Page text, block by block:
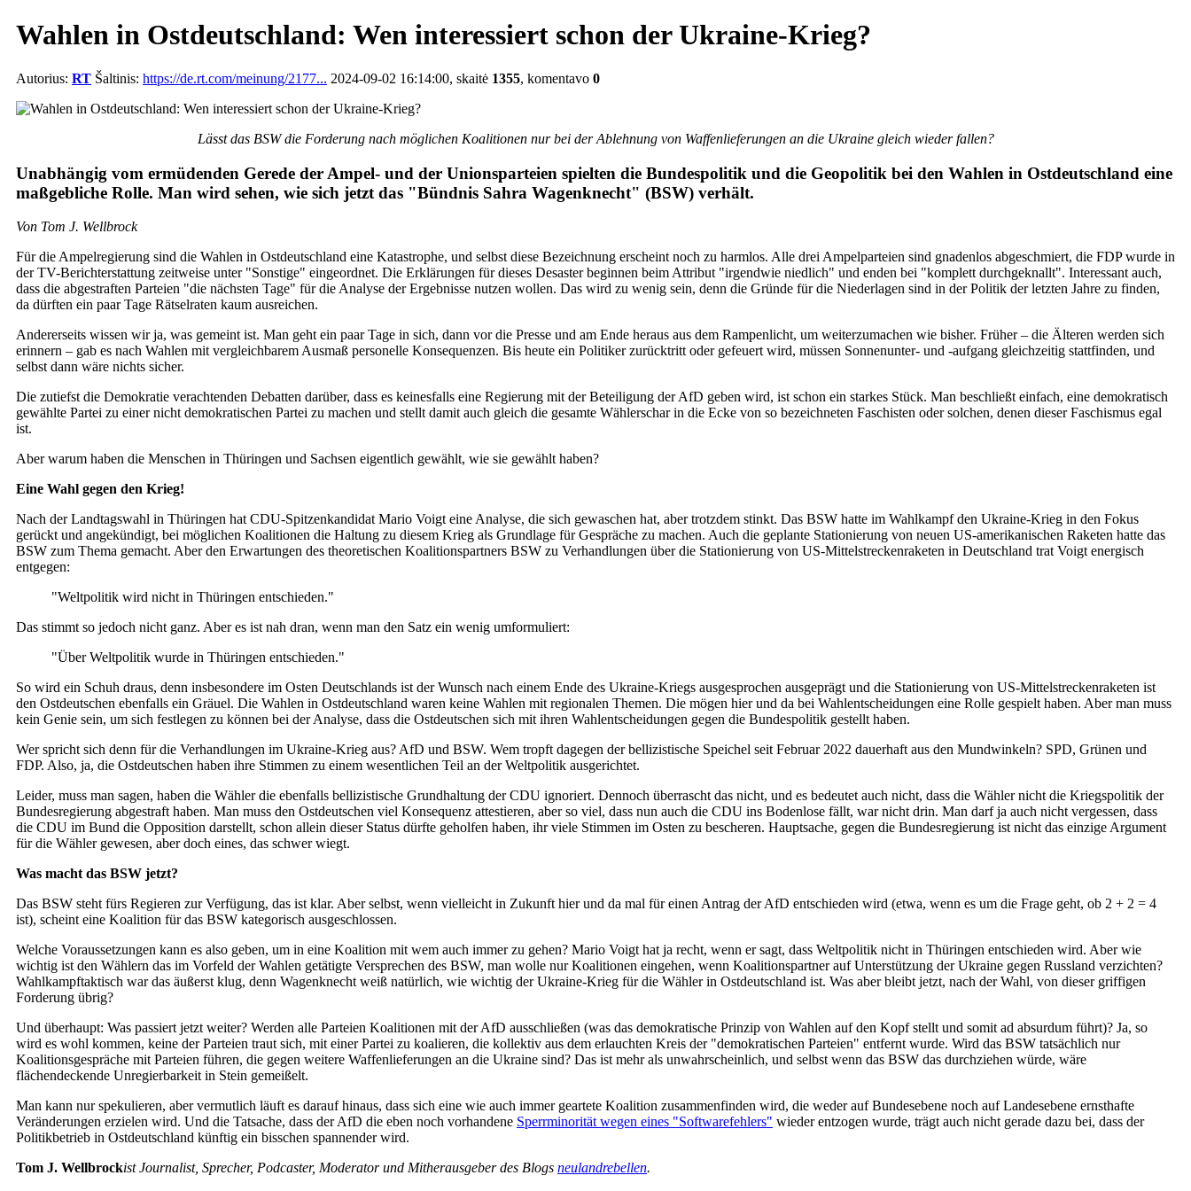
Wahlen in Ostdeutschland: Wen interessiert schon der Ukraine-Krieg?
Autorius: RT Šaltinis: https://de.rt.com/meinung/2177... 2024-09-02 16:14:00, skaitė 1355, komentavo 0
Lässt das BSW die Forderung nach möglichen Koalitionen nur bei der Ablehnung von Waffenlieferungen an die Ukraine gleich wieder fallen?
Unabhängig vom ermüdenden Gerede der Ampel- und der Unionsparteien spielten die Bundespolitik und die Geopolitik bei den Wahlen in Ostdeutschland eine
maßgebliche Rolle. Man wird sehen, wie sich jetzt das "Bündnis Sahra Wagenknecht" (BSW) verhält.
Von Tom J. Wellbrock
Für die Ampelregierung sind die Wahlen in Ostdeutschland eine Katastrophe, und selbst diese Bezeichnung erscheint noch zu harmlos. Alle drei Ampelparteien sind gnadenlos abgeschmiert, die FDP wurde in
der TV-Berichterstattung zeitweise unter "Sonstige" eingeordnet. Die Erklärungen für dieses Desaster beginnen beim Attribut "irgendwie niedlich" und enden bei "komplett durchgeknallt". Interessant auch,
dass die abgestraften Parteien "die nächsten Tage" für die Analyse der Ergebnisse nutzen wollen. Das wird zu wenig sein, denn die Gründe für die Niederlagen sind in der Politik der letzten Jahre zu finden,
da dürften ein paar Tage Rätselraten kaum ausreichen.
Andererseits wissen wir ja, was gemeint ist. Man geht ein paar Tage in sich, dann vor die Presse und am Ende heraus aus dem Rampenlicht, um weiterzumachen wie bisher. Früher – die Älteren werden sich
erinnern – gab es nach Wahlen mit vergleichbarem Ausmaß personelle Konsequenzen. Bis heute ein Politiker zurücktritt oder gefeuert wird, müssen Sonnenunter- und -aufgang gleichzeitig stattfinden, und
selbst dann wäre nichts sicher.
Die zutiefst die Demokratie verachtenden Debatten darüber, dass es keinesfalls eine Regierung mit der Beteiligung der AfD geben wird, ist schon ein starkes Stück. Man beschließt einfach, eine demokratisch
gewählte Partei zu einer nicht demokratischen Partei zu machen und stellt damit auch gleich die gesamte Wählerschar in die Ecke von so bezeichneten Faschisten oder solchen, denen dieser Faschismus egal
ist.
Aber warum haben die Menschen in Thüringen und Sachsen eigentlich gewählt, wie sie gewählt haben?
Eine Wahl gegen den Krieg!
Nach der Landtagswahl in Thüringen hat CDU-Spitzenkandidat Mario Voigt eine Analyse, die sich gewaschen hat, aber trotzdem stinkt. Das BSW hatte im Wahlkampf den Ukraine-Krieg in den Fokus
gerückt und angekündigt, bei möglichen Koalitionen die Haltung zu diesem Krieg als Grundlage für Gespräche zu machen. Auch die geplante Stationierung von neuen US-amerikanischen Raketen hatte das
BSW zum Thema gemacht. Aber den Erwartungen des theoretischen Koalitionspartners BSW zu Verhandlungen über die Stationierung von US-Mittelstreckenraketen in Deutschland trat Voigt energisch
entgegen:
"Weltpolitik wird nicht in Thüringen entschieden."
Das stimmt so jedoch nicht ganz. Aber es ist nah dran, wenn man den Satz ein wenig umformuliert:
"Über Weltpolitik wurde in Thüringen entschieden."
So wird ein Schuh draus, denn insbesondere im Osten Deutschlands ist der Wunsch nach einem Ende des Ukraine-Kriegs ausgesprochen ausgeprägt und die Stationierung von US-Mittelstreckenraketen ist
den Ostdeutschen ebenfalls ein Gräuel. Die Wahlen in Ostdeutschland waren keine Wahlen mit regionalen Themen. Die mögen hier und da bei Wahlentscheidungen eine Rolle gespielt haben. Aber man muss
kein Genie sein, um sich festlegen zu können bei der Analyse, dass die Ostdeutschen sich mit ihren Wahlentscheidungen gegen die Bundespolitik gestellt haben.
Wer spricht sich denn für die Verhandlungen im Ukraine-Krieg aus? AfD und BSW. Wem tropft dagegen der bellizistische Speichel seit Februar 2022 dauerhaft aus den Mundwinkeln? SPD, Grünen und
FDP. Also, ja, die Ostdeutschen haben ihre Stimmen zu einem wesentlichen Teil an der Weltpolitik ausgerichtet.
Leider, muss man sagen, haben die Wähler die ebenfalls bellizistische Grundhaltung der CDU ignoriert. Dennoch überrascht das nicht, und es bedeutet auch nicht, dass die Wähler nicht die Kriegspolitik der
Bundesregierung abgestraft haben. Man muss den Ostdeutschen viel Konsequenz attestieren, aber so viel, dass nun auch die CDU ins Bodenlose fällt, war nicht drin. Man darf ja auch nicht vergessen, dass
die CDU im Bund die Opposition darstellt, schon allein dieser Status dürfte geholfen haben, ihr viele Stimmen im Osten zu bescheren. Hauptsache, gegen die Bundesregierung ist nicht das einzige Argument
für die Wähler gewesen, aber doch eines, das schwer wiegt.
Was macht das BSW jetzt?
Das BSW steht fürs Regieren zur Verfügung, das ist klar. Aber selbst, wenn vielleicht in Zukunft hier und da mal für einen Antrag der AfD entschieden wird (etwa, wenn es um die Frage geht, ob 2 + 2 = 4
ist), scheint eine Koalition für das BSW kategorisch ausgeschlossen.
Welche Voraussetzungen kann es also geben, um in eine Koalition mit wem auch immer zu gehen? Mario Voigt hat ja recht, wenn er sagt, dass Weltpolitik nicht in Thüringen entschieden wird. Aber wie
wichtig ist den Wählern das im Vorfeld der Wahlen getätigte Versprechen des BSW, man wolle nur Koalitionen eingehen, wenn Koalitionspartner auf Unterstützung der Ukraine gegen Russland verzichten?
Wahlkampftaktisch war das äußerst klug, denn Wagenknecht weiß natürlich, wie wichtig der Ukraine-Krieg für die Wähler in Ostdeutschland ist. Was aber bleibt jetzt, nach der Wahl, von dieser griffigen
Forderung übrig?
Und überhaupt: Was passiert jetzt weiter? Werden alle Parteien Koalitionen mit der AfD ausschließen (was das demokratische Prinzip von Wahlen auf den Kopf stellt und somit ad absurdum führt)? Ja, so
wird es wohl kommen, keine der Parteien traut sich, mit einer Partei zu koalieren, die kollektiv aus dem erlauchten Kreis der "demokratischen Parteien" entfernt wurde. Wird das BSW tatsächlich nur
Koalitionsgespräche mit Parteien führen, die gegen weitere Waffenlieferungen an die Ukraine sind? Das ist mehr als unwahrscheinlich, und selbst wenn das BSW das durchziehen würde, wäre
flächendeckende Unregierbarkeit in Stein gemeißelt.
Man kann nur spekulieren, aber vermutlich läuft es darauf hinaus, dass sich eine wie auch immer geartete Koalition zusammenfinden wird, die weder auf Bundesebene noch auf Landesebene ernsthafte
Veränderungen erzielen wird. Und die Tatsache, dass der AfD die eben noch vorhandene Sperrminorität wegen eines "Softwarefehlers" wieder entzogen wurde, trägt auch nicht gerade dazu bei, dass der
Politikbetrieb in Ostdeutschland künftig ein bisschen spannender wird.
Tom J. Wellbrockist Journalist, Sprecher, Podcaster, Moderator und Mitherausgeber des Blogs neulandrebellen.